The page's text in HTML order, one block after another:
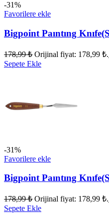
-31%
Favorilere ekle
Bigpoint Paıntıng
178,99₺ Orijinal fiyat: 178,99 ₺.
Sepete Ekle
-31%
Favorilere ekle
Bigpoint Paıntıng
178,99₺ Orijinal fiyat: 178,99 ₺.
Sepete Ekle